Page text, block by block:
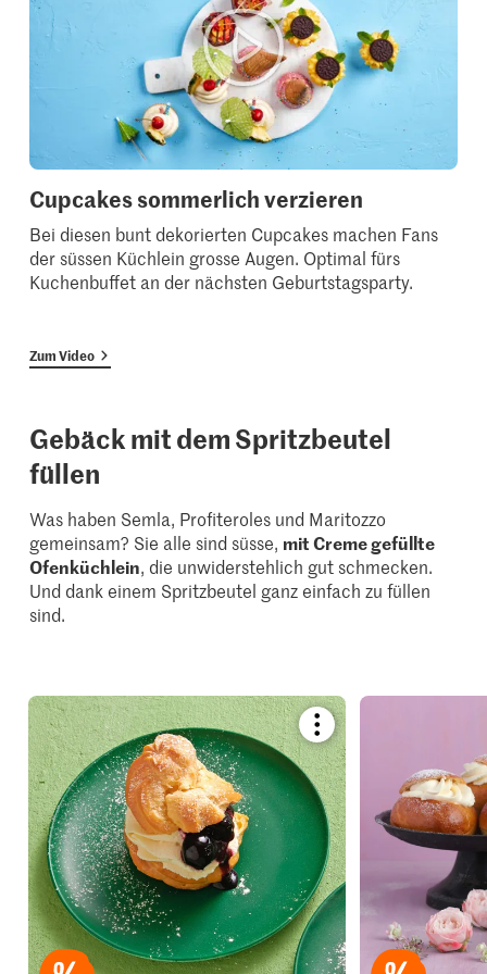
Cupcakes sommerlich verzieren
Bei diesen bunt dekorierten Cupcakes machen Fans
der süssen Küchlein grosse Augen. Optimal fürs
Kuchenbuffet an der nächsten Geburtstagsparty.
Zum Video
Gebäck mit dem Spritzbeutel
füllen
Was haben Semla, Profiteroles und Maritozzo
gemeinsam? Sie alle sind süsse, mit Creme gefüllte
Ofenküchlein, die unwiderstehlich gut schmecken.
Und dank einem Spritzbeutel ganz einfach zu füllen
sind.
Bookmark
recipe
or
add
it
to
your
collections.